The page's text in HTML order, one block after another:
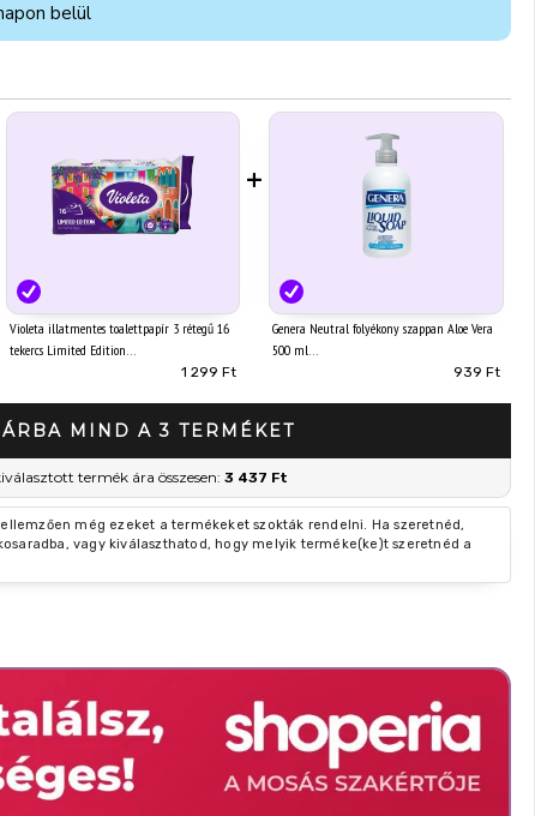
belül
Violeta illatmentes toalettpapír 3 rétegű 16
tekercs Limited Edition
1 299 Ft
+
Genera Neutral folyékony szappan Aloe Vera
500 ml
939 Ft
MIND A 3 TERMÉKET
termék ára összesen: 3 437 Ft
még ezeket a termékeket szokták rendelni. Ha szeretnéd,
vagy kiválaszthatod, hogy melyik terméke(ke)t szeretnéd a